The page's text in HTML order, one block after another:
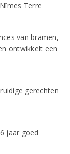
van bramen,
ontwikkelt een
gerechten
jaar goed